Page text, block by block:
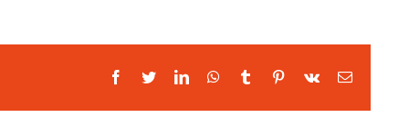
Facebook
TwitterLinkedInWhatsApp
Tumblr Pinterest
Vk Email: